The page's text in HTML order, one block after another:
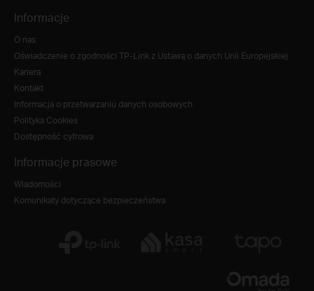
Informacje
O nas
Oświadczenie o zgodności TP-Link z Ustawą o danych Unii Europejskiej
Kariera
Kontakt
Informacja o przetwarzaniu danych osobowych
Polityka Cookies
Dostępność cyfrowa
Informacje prasowe
Wiadomości
Komunikaty dotyczące bezpieczeństwa